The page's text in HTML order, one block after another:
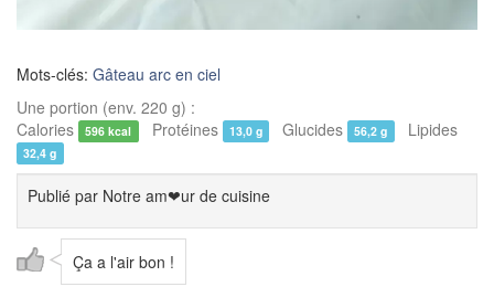
Mots-clés: Gâteau arc en ciel
Une portion (env. 220 g) :
Calories
596 kcal Protéines 13,0 g Glucides 56,2 g Lipides
32,4 g
Publié par Notre am❤ur de cuisine
Ça a l'air bon !